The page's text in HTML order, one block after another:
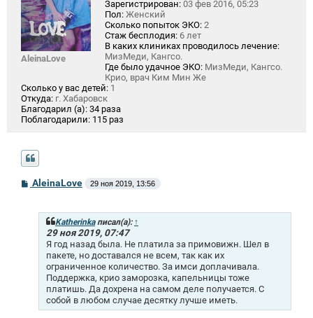
AleinaLove
Зарегистрирован: 03 фев 2016, 05:23
Пол: Женский
Сколько попыток ЭКО: 2
Стаж бесплодия: 6 лет
В каких клиниках проводилось лечение:
МизМеди, Кангсо.
Где было удачное ЭКО: МизМеди, Кангсо.
Крио, врач Ким Мин Же
Сколько у вас детей: 1
Откуда: г. Хабаровск
Благодарил (а): 34 раза
Поблагодарили: 115 раз
С
AleinaLove 29 ноя 2019, 13:56
Katherinkaписал(а): ↑
29 ноя 2019, 07:47
Я год назад была. Не платила за примовижн. Шел в
пакете, но доставался не всем, так как их
ограниченное количество. За имси доплачивала.
Поддержка, крио заморозка, капельницы тоже
платишь. Да дохрена на самом деле получается. С
собой в любом случае десятку лучше иметь.